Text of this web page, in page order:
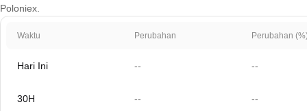
Poloniex.
Waktu Perubahan Perubahan
Hari Ini -- --
30H -- --